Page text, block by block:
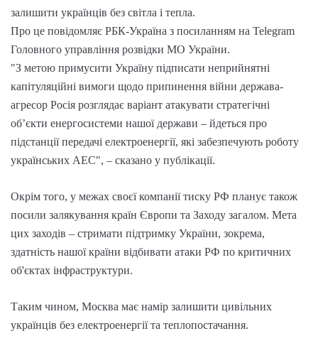
залишити українців без світла і тепла.
Про це повідомляє РБК-Україна з посиланням на Telegram
Головного управління розвідки МО України.
"З метою примусити Україну підписати неприйнятні
капітуляційні вимоги щодо припинення війни держава-
агресор Росія розглядає варіант атакувати стратегічні
об’єкти енергосистеми нашої держави – йдеться про
підстанції передачі електроенергії, які забезпечують роботу
українських АЕС", – сказано у публікації.
Окрім того, у межах своєї компанії тиску РФ планує також
посили залякування країн Європи та Заходу загалом. Мета
цих заходів – стримати підтримку України, зокрема,
здатність нашої країни відбивати атаки РФ по критичних
об'єктах інфраструктури.
Таким чином, Москва має намір залишити цивільних
українців без електроенергії та теплопостачання.